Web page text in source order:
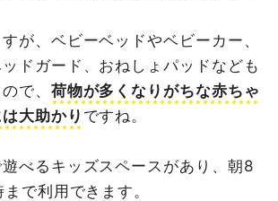
が、ベビーベッドやベビーカー、
ドガード、おねしょパッドなども
で、 荷物が多くなりがちな赤ちゃ
大助かり ですね。
べるキッズスペースがあり、朝8
で利用できます。